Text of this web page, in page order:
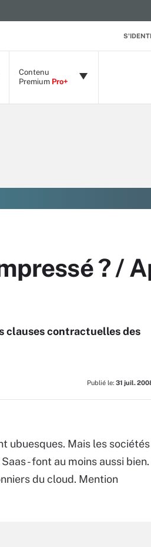
Contenu
Premium Pro+
? /
clauses contractuelles des
Publié le: 31 juil.
ubuesques. Mais les sociétés
- font au moins aussi bien.
du cloud. Mention